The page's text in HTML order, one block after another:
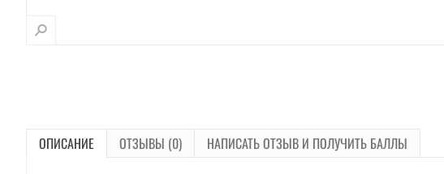
ОПИСАНИЕ ОТЗЫВЫ (0) НАПИСАТЬ ОТЗЫВ И ПОЛУЧИТЬ БАЛЛЫ